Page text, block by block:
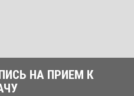
НА ПРИЕМ К